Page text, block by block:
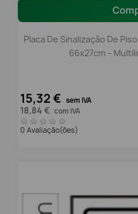
Placa De Sinalização De
66x27cm –
15,32 € sem IVA
18,84 € com IVA
0 Avaliação(ões)